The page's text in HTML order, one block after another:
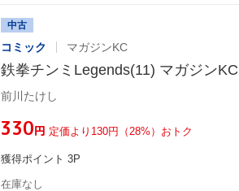
中古
コミック マガジンKC
鉄拳チンミLegends(11) マガジンKC
前川たけし
¥330円 定価より130円（28%）おトク
獲得ポイント 3P
在庫なし